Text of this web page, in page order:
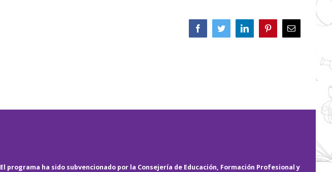
FacebookTwitterLinkedIn PinterestCorreo
electrónico
El programa ha sido subvencionado por la Consejería de Educación, Formación Profesional y